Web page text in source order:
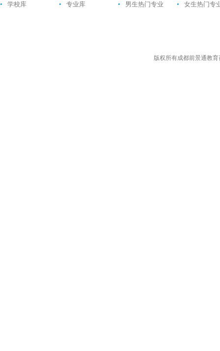
• 学校库 • 专业库 • 男生热门专业 • 女生热门专
版权所有成都前景通教